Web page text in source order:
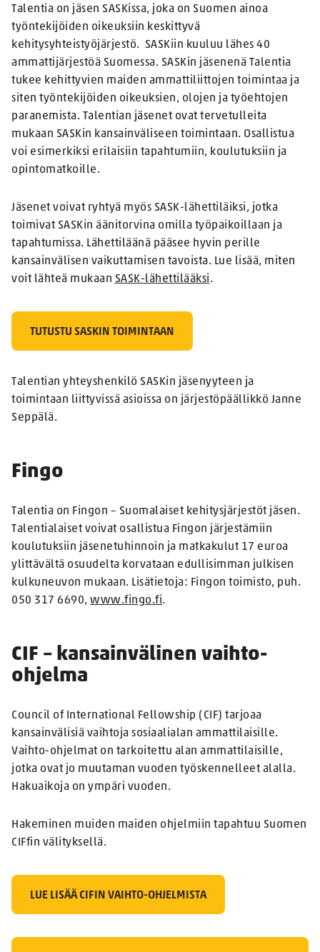
Talentia on jäsen SASKissa, joka on Suomen ainoa
työntekijöiden oikeuksiin keskittyvä
kehitysyhteistyöjärjestö. SASKiin kuuluu lähes 40
ammattijärjestöä Suomessa. SASKin jäsenenä Talentia
tukee kehittyvien maiden ammattiliittojen toimintaa ja
siten työntekijöiden oikeuksien, olojen ja työehtojen
paranemista. Talentian jäsenet ovat tervetulleita
mukaan SASKin kansainväliseen toimintaan. Osallistua
voi esimerkiksi erilaisiin tapahtumiin, koulutuksiin ja
opintomatkoille.
Jäsenet voivat ryhtyä myös SASK-lähettiläiksi, jotka
toimivat SASKin äänitorvina omilla työpaikoillaan ja
tapahtumissa. Lähettiläänä pääsee hyvin perille
kansainvälisen vaikuttamisen tavoista. Lue lisää, miten
voit lähteä mukaan SASK-lähettilääksi.
TUTUSTU SASKIN TOIMINTAAN
Talentian yhteyshenkilö SASKin jäsenyyteen ja
toimintaan liittyvissä asioissa on järjestöpäällikkö Janne
Seppälä.
Fingo
Talentia on Fingon – Suomalaiset kehitysjärjestöt jäsen.
Talentialaiset voivat osallistua Fingon järjestämiin
koulutuksiin jäsenetuhinnoin ja matkakulut 17 euroa
ylittävältä osuudelta korvataan edullisimman julkisen
kulkuneuvon mukaan. Lisätietoja: Fingon toimisto, puh.
050 317 6690, www.fingo.fi.
CIF – kansainvälinen vaihto-
ohjelma
Council of International Fellowship (CIF) tarjoaa
kansainvälisiä vaihtoja sosiaalialan ammattilaisille.
Vaihto-ohjelmat on tarkoitettu alan ammattilaisille,
jotka ovat jo muutaman vuoden työskennelleet alalla.
Hakuaikoja on ympäri vuoden.
Hakeminen muiden maiden ohjelmiin tapahtuu Suomen
CIFfin välityksellä.
LUE LISÄÄ CIFIN VAIHTO-OHJELMISTA